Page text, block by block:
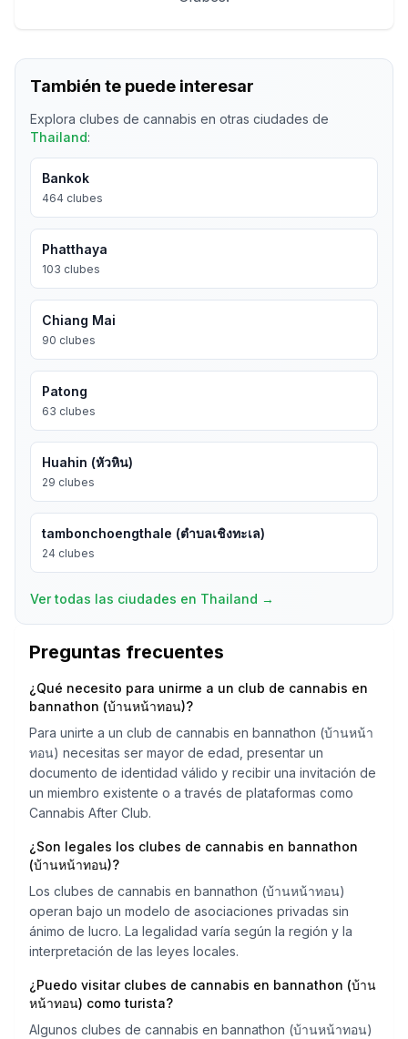
También te puede interesar
Explora clubes de cannabis en otras ciudades de
Thailand:
Bankok
464 clubes
Phatthaya
103 clubes
Chiang Mai
90 clubes
Patong
63 clubes
Huahin (หัวหิน)
29 clubes
tambonchoengthale (ตำบลเชิงทะเล)
24 clubes
Ver todas las ciudades en Thailand →
Preguntas frecuentes
¿Qué necesito para unirme a un club de cannabis en
bannathon (บ้านหน้าทอน)?
Para unirte a un club de cannabis en bannathon (บ้านหน้า
ทอน) necesitas ser mayor de edad, presentar un
documento de identidad válido y recibir una invitación de
un miembro existente o a través de plataformas como
Cannabis After Club.
¿Son legales los clubes de cannabis en bannathon
(บ้านหน้าทอน)?
Los clubes de cannabis en bannathon (บ้านหน้าทอน)
operan bajo un modelo de asociaciones privadas sin
ánimo de lucro. La legalidad varía según la región y la
interpretación de las leyes locales.
¿Puedo visitar clubes de cannabis en bannathon (บ้าน
หน้าทอน) como turista?
Algunos clubes de cannabis en bannathon (บ้านหน้าทอน)